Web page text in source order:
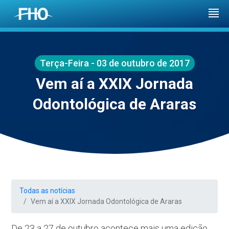
Terça-Feira - 03 de outubro de 2017
Vem aí a XXIX Jornada
Odontológica de Araras
Todas as notícias
Vem aí a XXIX Jornada Odontológica de Araras